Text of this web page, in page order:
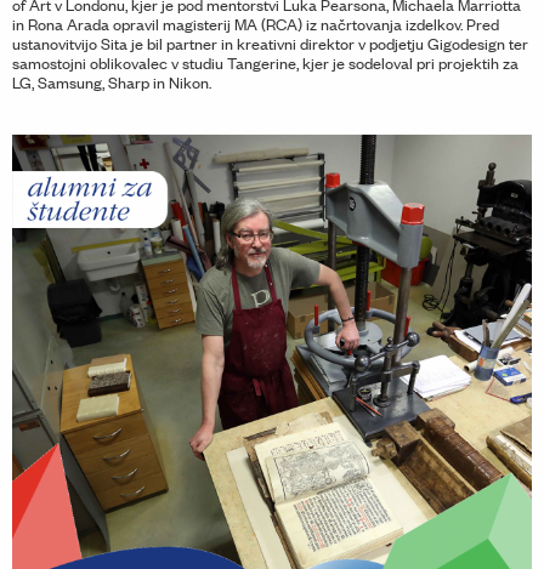
of Art v Londonu, kjer je pod mentorstvi Luka Pearsona, Michaela Marriotta
in Rona Arada opravil magisterij MA (RCA) iz načrtovanja izdelkov. Pred
ustanovitvijo Sita je bil partner in kreativni direktor v podjetju Gigodesign ter
samostojni oblikovalec v studiu Tangerine, kjer je sodeloval pri projektih za
LG, Samsung, Sharp in Nikon.